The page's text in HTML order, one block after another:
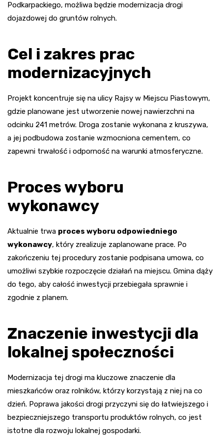
Podkarpackiego, możliwa będzie modernizacja drogi
dojazdowej do gruntów rolnych.
Cel i zakres prac
modernizacyjnych
Projekt koncentruje się na ulicy Rajsy w Miejscu Piastowym,
gdzie planowane jest utworzenie nowej nawierzchni na
odcinku 241 metrów. Droga zostanie wykonana z kruszywa,
a jej podbudowa zostanie wzmocniona cementem, co
zapewni trwałość i odporność na warunki atmosferyczne.
Proces wyboru
wykonawcy
Aktualnie trwa proces wyboru odpowiedniego
wykonawcy, który zrealizuje zaplanowane prace. Po
zakończeniu tej procedury zostanie podpisana umowa, co
umożliwi szybkie rozpoczęcie działań na miejscu. Gmina dąży
do tego, aby całość inwestycji przebiegała sprawnie i
zgodnie z planem.
Znaczenie inwestycji dla
lokalnej społeczności
Modernizacja tej drogi ma kluczowe znaczenie dla
mieszkańców oraz rolników, którzy korzystają z niej na co
dzień. Poprawa jakości drogi przyczyni się do łatwiejszego i
bezpieczniejszego transportu produktów rolnych, co jest
istotne dla rozwoju lokalnej gospodarki.